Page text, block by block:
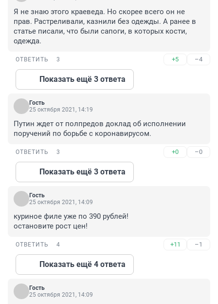
Я не знаю этого краеведа. Но скорее всего он не
прав. Растреливали, казнили без одежды. А ранее в
статье писали, что были сапоги, в которых кости,
одежда.
ОТВЕТИТЬ 3 +5 –4
Показать ещё 3 ответа
Гость
25 октября 2021, 14:19
Путин ждет от полпредов доклад об исполнении
поручений по борьбе с коронавирусом.
ОТВЕТИТЬ 3 +0 –0
Показать ещё 3 ответа
Гость
25 октября 2021, 14:09
куриное филе уже по 390 рублей!
остановите рост цен!
ОТВЕТИТЬ 4 +11 –1
Показать ещё 4 ответа
Гость
25 октября 2021, 14:09